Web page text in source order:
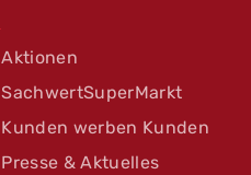
Aktionen
SachwertSuperMarkt
Kunden werben Kunden
Presse & Aktuelles